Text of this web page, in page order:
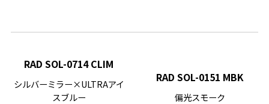
RAD SOL-0714 CLIM
シルバーミラー×ULTRAアイ
スブルー
RAD SOL-0151 MBK
偏光スモーク